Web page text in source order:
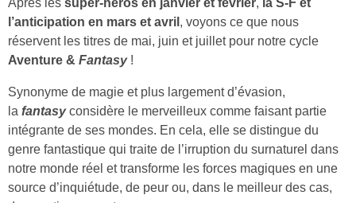
l’anticipation en mars et avril , voyons ce que nous
réservent les titres de mai, juin et juillet pour notre cycle
Aventure & Fantasy!
Synonyme de magie et plus largement d’évasion,
la fantasyconsidère le merveilleux comme faisant partie
intégrante de ses mondes. En cela, elle se distingue du
genre fantastique qui traite de l’irruption du surnaturel dans
notre monde réel et transforme les forces magiques en une
source d’inquiétude, de peur ou, dans le meilleur des cas,